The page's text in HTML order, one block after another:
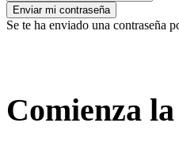
Se te ha enviado una contraseña
Comienza